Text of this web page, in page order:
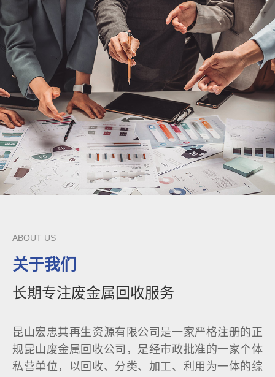
ABOUT US
关于我们
长期专注废金属回收服务
昆山宏忠其再生资源有限公司是一家严格注册的正
规昆山废金属回收公司，是经市政批准的一家个体
私营单位，以回收、分类、加工、利用为一体的综